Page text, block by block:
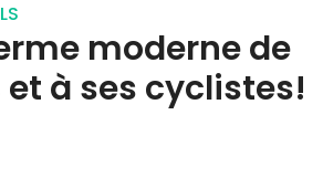
moderne de
à ses cyclistes!